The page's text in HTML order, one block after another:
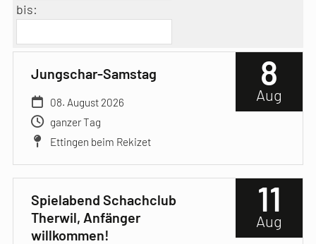
bis:
8
Aug
Jungschar-Samstag
08. August 2026
ganzer Tag
Ettingen beim Rekizet
11
Aug
Spielabend Schachclub
Therwil, Anfänger
willkommen!